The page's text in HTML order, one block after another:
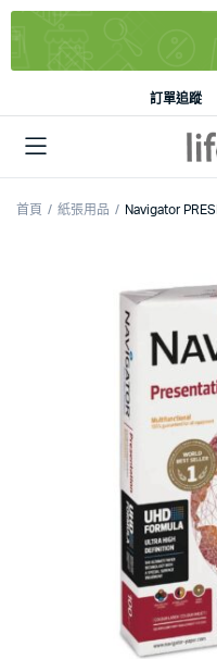
訂單追蹤
首頁 紙張用品 Navigator